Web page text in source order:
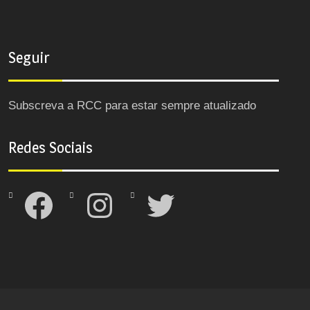
Seguir
Subscreva a RCC para estar sempre atualizado
Redes Sociais
Facebook Instagram Twitter